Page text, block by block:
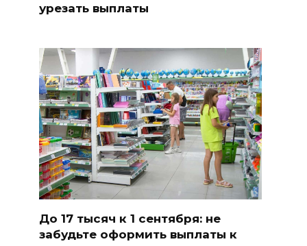
урезать выплаты
До 17 тысяч к 1 сентября: не
забудьте оформить выплаты к